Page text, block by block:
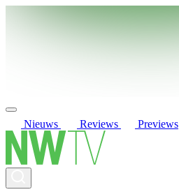
Nieuws Reviews Previews